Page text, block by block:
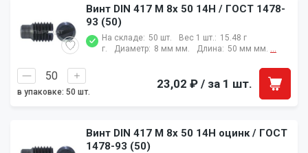
Винт DIN 417 M 8x 50 14H / ГОСТ 1478-
93 (50)
На складе: 50 шт. Вес 1 шт.: 15.48 г
г.
Диаметр: 8 мм мм. Длина: 50 мм мм. ...
в упаковке: 50 шт.
23,02 ₽ / за 1 шт.
Винт DIN 417 M 8x 50 14H оцинк / ГОСТ
1478-93 (50)